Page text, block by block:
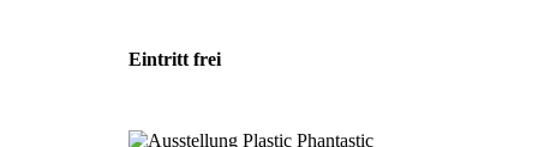
Eintritt frei